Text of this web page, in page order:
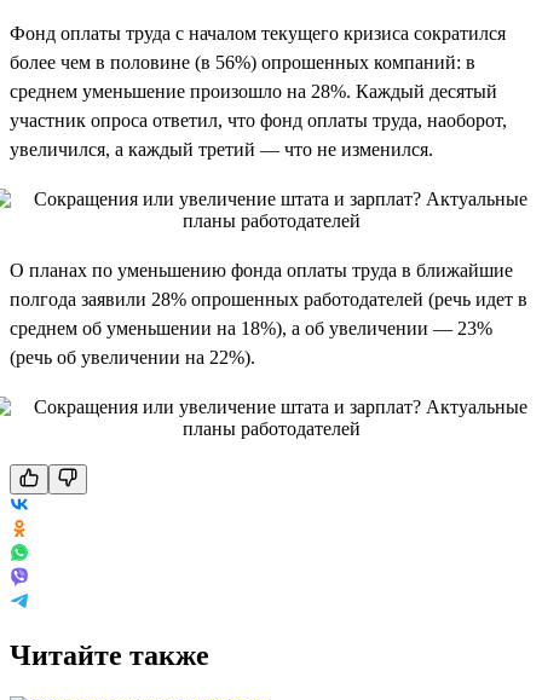
Фонд оплаты труда с началом текущего кризиса сократился
более чем в половине (в 56%) опрошенных компаний: в
среднем уменьшение произошло на 28%. Каждый десятый
участник опроса ответил, что фонд оплаты труда, наоборот,
увеличился, а каждый третий — что не изменился.
О планах по уменьшению фонда оплаты труда в ближайшие
полгода заявили 28% опрошенных работодателей (речь идет в
среднем об уменьшении на 18%), а об увеличении — 23%
(речь об увеличении на 22%).
Читайте также